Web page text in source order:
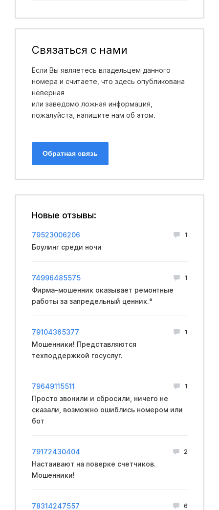
Связаться с нами
Если Вы являетесь владельцем данного
номера и считаете, что здесь опубликована
неверная
или заведомо ложная информация,
пожалуйста, напишите нам об этом.
Обратная связь
Новые отзывы:
79523006206 1
Боулинг среди ночи
74996485575 1
Фирма-мошенник оказывает ремонтные
работы за запредельный ценник.°
79104365377 1
Мошенники! Представляются
техподдержкой госуслуг.
79649115511 1
Просто звонили и сбросили, ничего не
сказали, возможно ошиблись номером или
бот
79172430404 2
Настаивают на поверке счетчиков.
Мошенники!
78314247557 6